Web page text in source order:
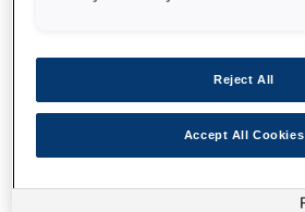
Reject All
Accept All Cookies